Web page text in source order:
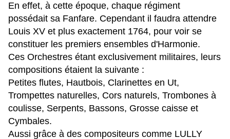
En effet, à cette époque, chaque régiment
possédait sa Fanfare. Cependant il faudra attendre
Louis XV et plus exactement 1764, pour voir se
constituer les premiers ensembles d'Harmonie.
Ces Orchestres étant exclusivement militaires, leurs
compositions étaient la suivante :
Petites flutes, Hautbois, Clarinettes en Ut,
Trompettes naturelles, Cors naturels, Trombones à
coulisse, Serpents, Bassons, Grosse caisse et
Cymbales.
Aussi grâce à des compositeurs comme LULLY